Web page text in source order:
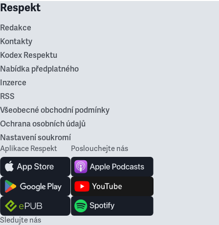
Respekt
Redakce
Kontakty
Kodex Respektu
Nabídka předplatného
Inzerce
RSS
Všeobecné obchodní podmínky
Ochrana osobních údajů
Nastavení soukromí
Aplikace Respekt Poslouchejte nás
Sledujte nás